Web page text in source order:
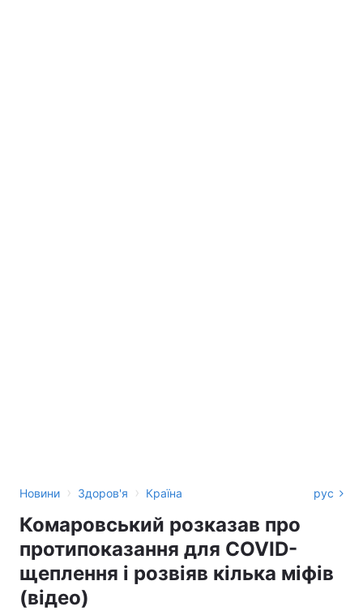
Новини › Здоров'я › Країна рус
Комаровський розказав про
протипоказання для COVID-
щеплення і розвіяв кілька міфів
(відео)